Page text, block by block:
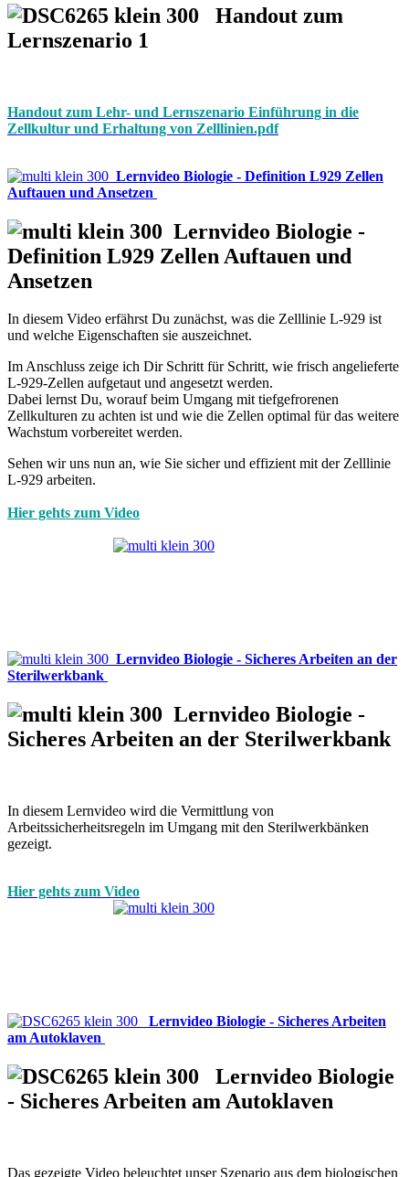
Handout zum
Lernszenario 1
Handout zum Lehr- und Lernszenario Einführung in die
Zellkultur und Erhaltung von Zelllinien.pdf
Lernvideo Biologie - Definition L929 Zellen
Auftauen und Ansetzen
Lernvideo Biologie -
Definition L929 Zellen Auftauen und
Ansetzen
In diesem Video erfährst Du zunächst, was die Zelllinie L-929 ist
und welche Eigenschaften sie auszeichnet.
Im Anschluss zeige ich Dir Schritt für Schritt, wie frisch angelieferte
L-929-Zellen aufgetaut und angesetzt werden.
Dabei lernst Du, worauf beim Umgang mit tiefgefrorenen
Zellkulturen zu achten ist und wie die Zellen optimal für das weitere
Wachstum vorbereitet werden.
Sehen wir uns nun an, wie Sie sicher und effizient mit der Zelllinie
L-929 arbeiten.
Hier gehts zum Video
Lernvideo Biologie - Sicheres Arbeiten an der
Sterilwerkbank
Lernvideo Biologie -
Sicheres Arbeiten an der Sterilwerkbank
In diesem Lernvideo wird die Vermittlung von
Arbeitssicherheitsregeln im Umgang mit den Sterilwerkbänken
gezeigt.
Hier gehts zum Video
Lernvideo Biologie - Sicheres Arbeiten
am Autoklaven
Lernvideo Biologie
- Sicheres Arbeiten am Autoklaven
Das gezeigte Video beleuchtet unser Szenario aus dem biologischen